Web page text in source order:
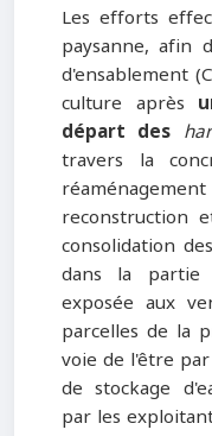
Les efforts
paysanne, afin
d'ensablement
culture après
départ des
travers la
reconstruction
consolidation
dans la partie
exposée aux
parcelles de la
voie de l'être
de stockage
par les